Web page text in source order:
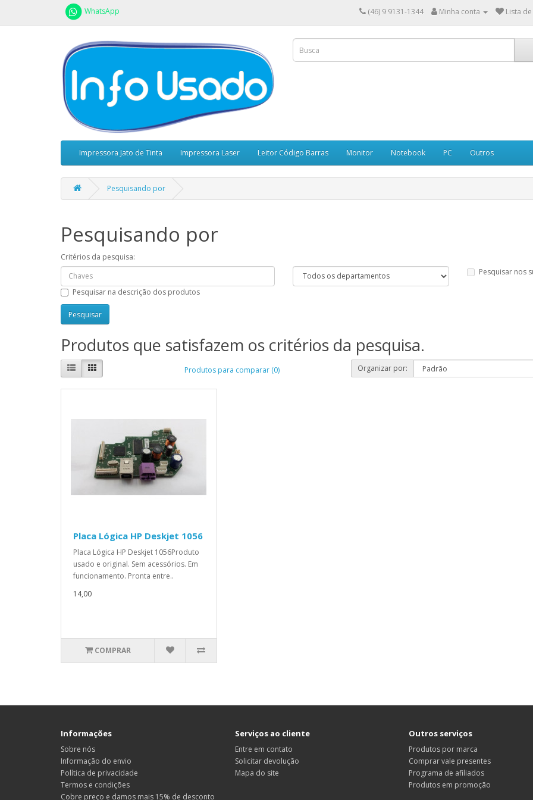
WhatsApp (46) 9 9131-1344 Minha conta Lista
Impressora Jato de Tinta Impressora Laser Leitor Código Barras Monitor Notebook PC Outros
Pesquisando por
Pesquisando por
Critérios da pesquisa:
Pesquisar nos
Pesquisar na descrição dos produtos
Produtos que satisfazem os critérios da pesquisa.
Produtos para comparar (0) Organizar por:
Placa Lógica HP Deskjet 1056
Placa Lógica HP Deskjet 1056Produto
usado e original. Sem acessórios. Em
funcionamento. Pronta entre..
14,00
COMPRAR
Informações
Sobre nós
Informação do envio
Política de privacidade
Termos e condições
Cobre preço e damos mais 15% de desconto
Serviços ao cliente
Entre em contato
Solicitar devolução
Mapa do site
Outros serviços
Produtos por marca
Comprar vale presentes
Programa de afiliados
Produtos em promoção